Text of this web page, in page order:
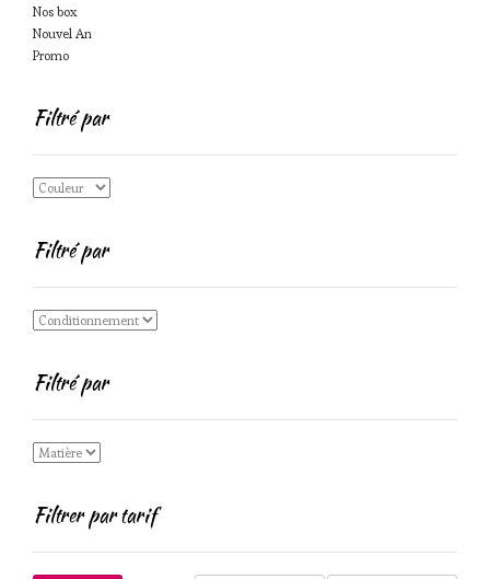
Nos box
Nouvel An
Promo
Filtré par
Filtré par
Filtré par
Filtrer par tarif